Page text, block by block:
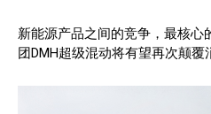
新能源产品之间的竞争，最核心
团DMH超级混动将有望再次颠覆